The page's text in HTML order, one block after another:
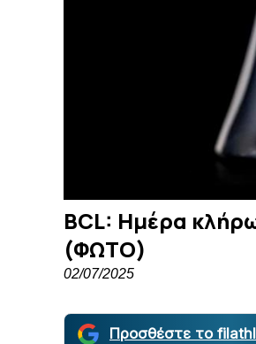
BCL: Ημέρα
(ΦΩΤΟ)
02/07/2025
Προσθέστε το